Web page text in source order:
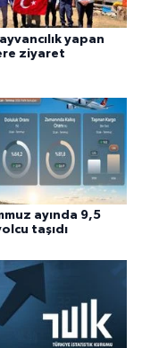
yapan
ziyaret
ayında 9,5
taşıdı